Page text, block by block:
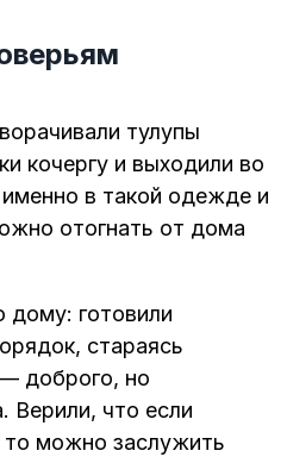
тулупы
кочергу и выходили во
в такой одежде и
отогнать от дома
дому: готовили
стараясь
доброго, но
Верили, что если
можно заслужить